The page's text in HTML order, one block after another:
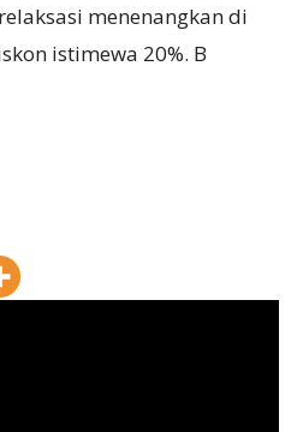
menenangkan di
istimewa 20%. B